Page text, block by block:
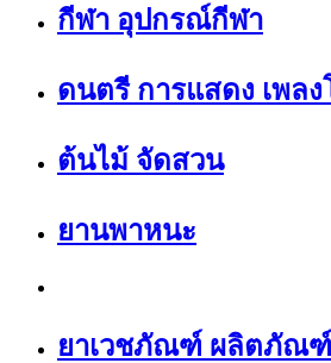
กีฬา อุปกรณ์กีฬา
ดนตรี การแสดง เพล
ต้นไม้ จัดสวน
ยานพาหนะ
ยาเวชภัณฑ์ ผลิตภัณ